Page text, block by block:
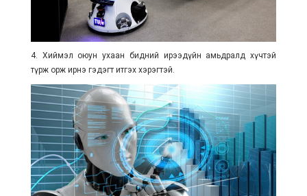
4. Хиймэл оюун ухаан бидний ирээдүйн амьдралд хүчтэй
түрж орж ирнэ гэдэгт итгэх хэрэгтэй.